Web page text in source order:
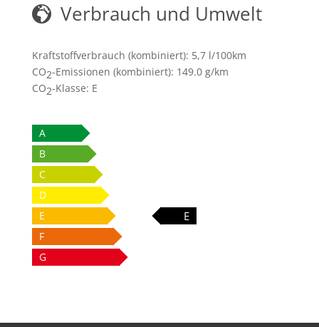
Verbrauch und Umwelt
Kraftstoffverbrauch (kombiniert): 5,7 l/100km
CO2-Emissionen (kombiniert): 149.0 g/km
CO2-Klasse: E
A
B
C
D
E
E
F
G